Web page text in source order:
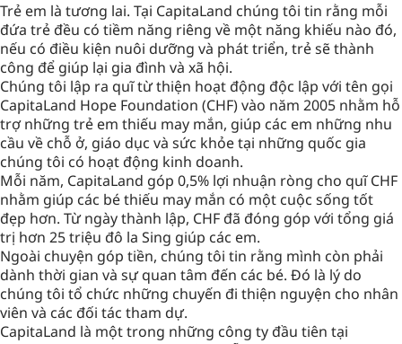
Trẻ em là tương lai. Tại CapitaLand chúng tôi tin rằng mỗi
đứa trẻ đều có tiềm năng riêng về một năng khiếu nào đó,
nếu có điều kiện nuôi dưỡng và phát triển, trẻ sẽ thành
công để giúp lại gia đình và xã hội.
Chúng tôi lập ra quĩ từ thiện hoạt động độc lập với tên gọi
CapitaLand Hope Foundation (CHF) vào năm 2005 nhằm hỗ
trợ những trẻ em thiếu may mắn, giúp các em những nhu
cầu về chỗ ở, giáo dục và sức khỏe tại những quốc gia
chúng tôi có hoạt động kinh doanh.
Mỗi năm, CapitaLand góp 0,5% lợi nhuận ròng cho quĩ CHF
nhằm giúp các bé thiếu may mắn có một cuộc sống tốt
đẹp hơn. Từ ngày thành lập, CHF đã đóng góp với tổng giá
trị hơn 25 triệu đô la Sing giúp các em.
Ngoài chuyện góp tiền, chúng tôi tin rằng mình còn phải
dành thời gian và sự quan tâm đến các bé. Đó là lý do
chúng tôi tổ chức những chuyến đi thiện nguyện cho nhân
viên và các đối tác tham dự.
CapitaLand là một trong những công ty đầu tiên tại